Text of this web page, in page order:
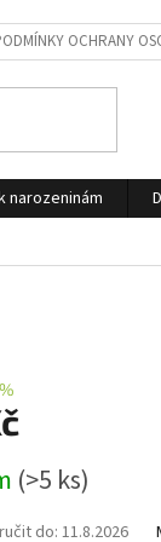
OCHRANY
narozeninám
(>5 ks)
do: 11.8.2026